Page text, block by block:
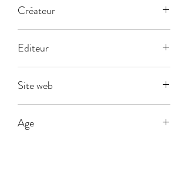
Créateur
Editeur
Site web
Age